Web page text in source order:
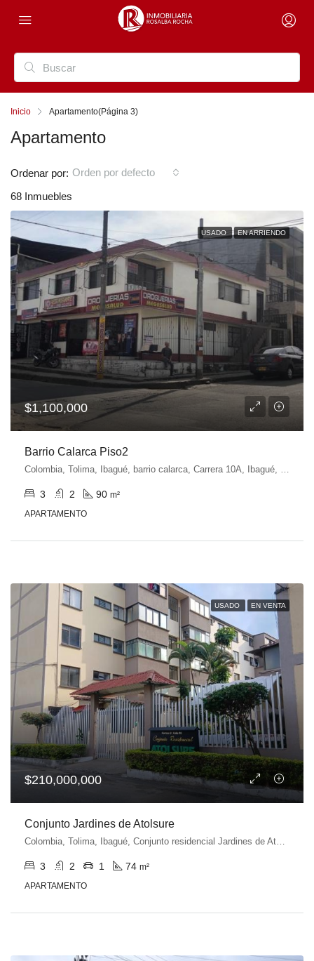
Inicio Apartamento(Página 3)
Apartamento
68 Inmuebles
Ordenar por: Orden por defecto
USADO EN ARRIENDO
$1,100,000
Barrio Calarca Piso2
3 2 90 m²
APARTAMENTO
USADO EN VENTA
$210,000,000
Conjunto Jardines de Atolsure
Colombia, Tolima, Ibagué, Conjunto residencial Jardines de Atolsure, jardín altosure, Calle 91, Ibagué, Tolima, Colombia
3 2 1 74 m²
APARTAMENTO